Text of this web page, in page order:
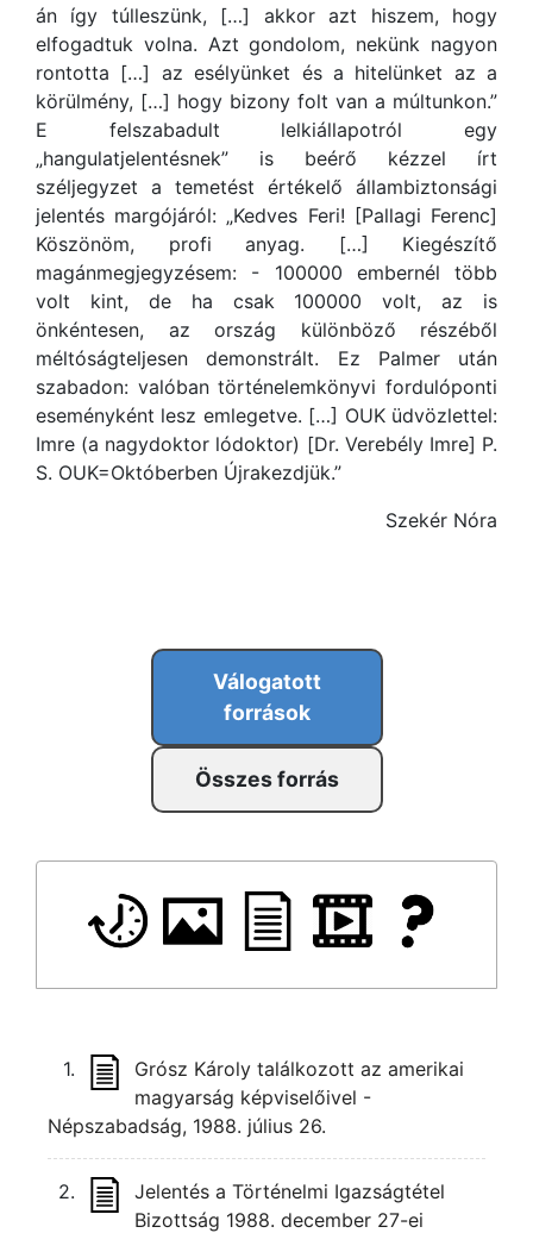
án így túlleszünk, […] akkor azt hiszem, hogy
elfogadtuk volna. Azt gondolom, nekünk nagyon
rontotta […] az esélyünket és a hitelünket az a
körülmény, […] hogy bizony folt van a múltunkon.”
E felszabadult lelkiállapotról egy
„hangulatjelentésnek” is beérő kézzel írt
széljegyzet a temetést értékelő állambiztonsági
jelentés margójáról: „Kedves Feri! [Pallagi Ferenc]
Köszönöm, profi anyag. […] Kiegészítő
magánmegjegyzésem: - 100000 embernél több
volt kint, de ha csak 100000 volt, az is
önkéntesen, az ország különböző részéből
méltóságteljesen demonstrált. Ez Palmer után
szabadon: valóban történelemkönyvi fordulóponti
eseményként lesz emlegetve. […] OUK üdvözlettel:
Imre (a nagydoktor lódoktor) [Dr. Verebély Imre] P.
S. OUK=Októberben Újrakezdjük.”
Szekér Nóra
Válogatott
források
Összes forrás
1.
Grósz Károly találkozott az amerikai
magyarság képviselőivel -
Népszabadság, 1988. július 26.
2.
Jelentés a Történelmi Igazságtétel
Bizottság 1988. december 27-ei